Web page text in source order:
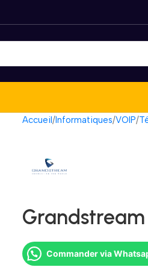
Accueil Informatiques VOIP
Grandstream
Commander via